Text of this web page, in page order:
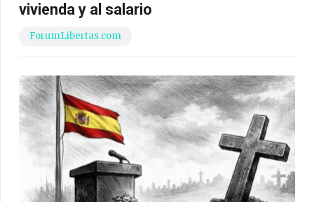
vivienda y al salario
ForumLibertas.com